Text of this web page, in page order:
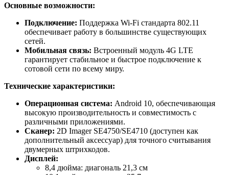
Основные возможности:
Подключение: Поддержка Wi-Fi стандарта 802.11
обеспечивает работу в большинстве существующих
сетей.
Мобильная связь: Встроенный модуль 4G LTE
гарантирует стабильное и быстрое подключение к
сотовой сети по всему миру.
Технические характеристики:
Операционная система: Android 10, обеспечивающая
высокую производительность и совместимость с
различными приложениями.
Сканер: 2D Imager SE4750/SE4710 (доступен как
дополнительный аксессуар) для точного считывания
двумерных штрихкодов.
Дисплей:
8,4 дюйма: диагональ 21,3 см